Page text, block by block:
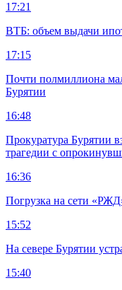
17:21
ВТБ: объем выдачи
17:15
Почти полмиллиона
Бурятии
16:48
Прокуратура Бурятии
трагедии с
16:36
Погрузка на сети
15:52
На севере Бурятии
15:40